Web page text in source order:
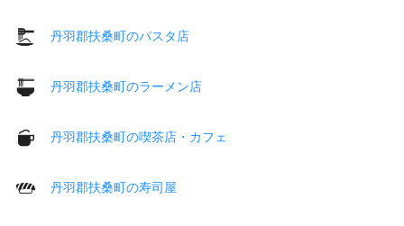
丹羽郡扶桑町のパスタ店
丹羽郡扶桑町のラーメン店
丹羽郡扶桑町の喫茶店・カフェ
丹羽郡扶桑町の寿司屋